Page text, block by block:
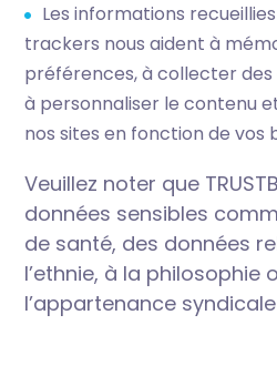
Les informations
trackers nous aident à
préférences, à collecter
à personnaliser le contenu
nos sites en fonction de vos
Veuillez noter que
données sensibles
de santé, des données
l’ethnie, à la philosophie
l’appartenance